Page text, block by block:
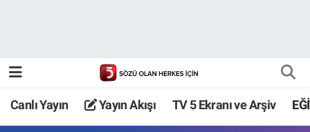
Canlı Yayın Yayın Akışı TV 5 Ekranı ve Arşiv
TV 5 Ekranı ve Arşiv